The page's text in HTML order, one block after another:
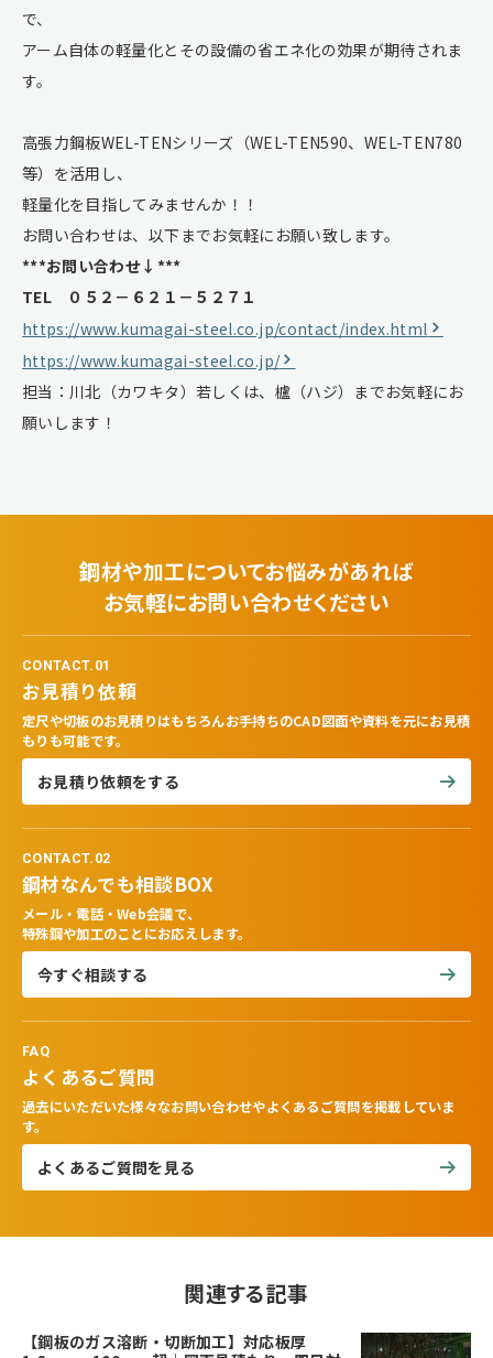
で、
アーム自体の軽量化とその設備の省エネ化の効果が期待されま
す。
高張力鋼板WEL-TENシリーズ（WEL-TEN590、WEL-TEN780
等）を活用し、
軽量化を目指してみませんか！！
お問い合わせは、以下までお気軽にお願い致します。
***お問い合わせ↓***
TEL ０５２－６２１－５２７１
https://www.kumagai-steel.co.jp/contact/index.html
https://www.kumagai-steel.co.jp/
担当：川北（カワキタ）若しくは、櫨（ハジ）までお気軽にお
願いします！
鋼材や加工についてお悩みがあれば
お気軽にお問い合わせください
CONTACT.01
お見積り依頼
定尺や切板のお見積りはもちろんお手持ちのCAD図面や資料を元にお見積
もりも可能です。
お見積り依頼をする
CONTACT.02
鋼材なんでも相談BOX
メール・電話・Web会議で、
特殊鋼や加工のことにお応えします。
今すぐ相談する
FAQ
よくあるご質問
過去にいただいた様々なお問い合わせやよくあるご質問を掲載していま
す。
よくあるご質問を見る
関連する記事
【鋼板のガス溶断・切断加工】対応板厚